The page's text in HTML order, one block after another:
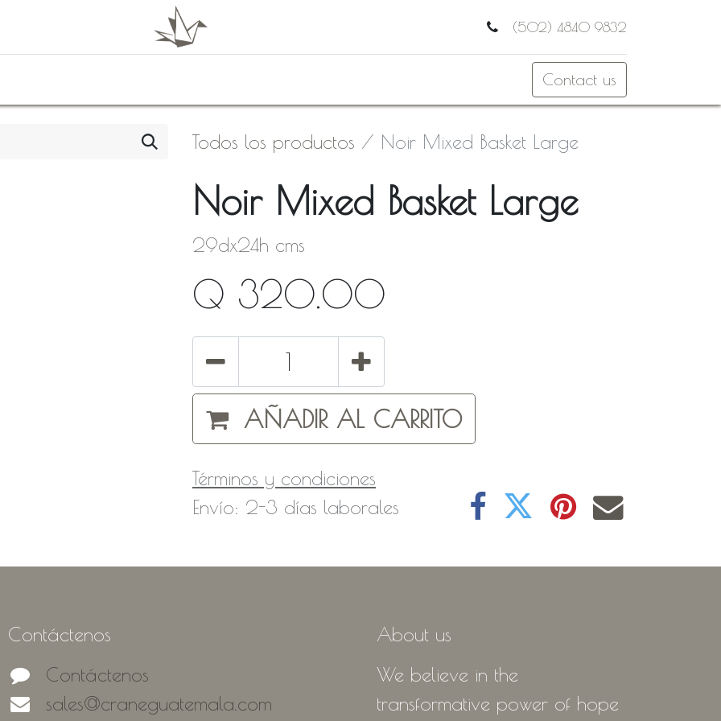
(502) 4840 9832
Contact us
Todos los productos Noir Mixed Basket Large
Noir Mixed Basket Large
29dx24h cms
Q 320.00
AÑADIR AL CARRITO
Términos y condiciones
Envío: 2-3 días laborales
Contáctenos
Contáctenos
sales@craneguatemala.com
About us
We believe in the
transformative power of hope